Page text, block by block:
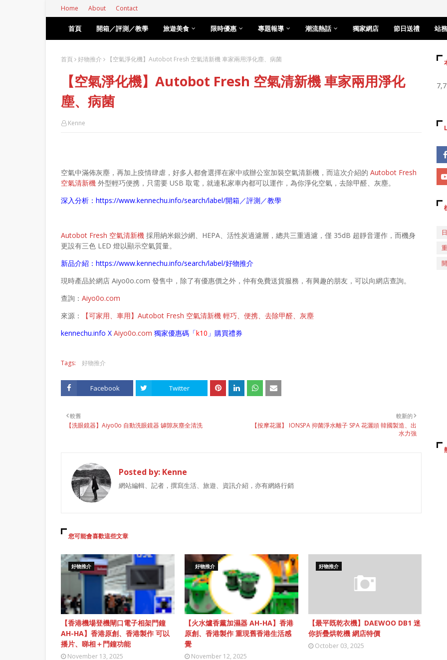
Home About Contact
首頁 開箱／評測／教學 旅遊美食 限時優惠 專題報導 潮流熱話 獨家網店 節日送禮 站
首頁 好物推介 【空氣淨化機】Autobot Fresh 空氣清新機 車家兩用淨化塵、病菌
【空氣淨化機】Autobot Fresh 空氣清新機 車家兩用淨化
塵、病菌
Kenne
空氣中滿佈灰塵，再加上疫情肆虐，好多人都會選擇在家中或辦公室加裝空氣清新機，而這次介紹的 Autobot Fresh
空氣清新機 外型輕巧便携，只需要 USB 取電，就連私家車內都可以運作，為你淨化空氣，去除甲醛、灰塵。
深入分析： https://www.kennechu.info/search/label/開箱／評測／教學
Autobot Fresh 空氣清新機 採用納米銀沙網、HEPA、活性炭過濾層，總共三重過濾，僅 35dB 超靜音運作，而機身
更設有三色 LED 燈以顯示空氣質量。
新品介紹： https://www.kennechu.info/search/label/好物推介
現時產品於網店 Aiyo0o.com 發售中，除了有優惠價之外，仲有免費送貨服務，有興趣的朋友，可以向網店查詢。
查詢： Aiyo0o.com
來源：
【可家用、車用】Autobot Fresh 空氣清新機 輕巧、便携、去除甲醛、灰塵
kennechu.info X Aiyo0o.com 獨家優惠碼「k10 」購買禮券
Tags: 好物推介
Facebook Twitter
較新的
【按摩花灑】 IONSPA 抑菌淨水離子 SPA 花灑頭 韓國製造、出
水力強
較舊
【洗眼鏡器】Aiyo0o 自動洗眼鏡器 罅隙灰塵全清洗
Posted by: Kenne
網站編輯、記者，撰寫生活、旅遊、資訊介紹，亦有網絡行銷
您可能會喜歡這些文章
好物推介
【香港機場登機閘口電子相架門鐘
AH-HA】香港原創、香港製作 可以
播片、睇相＋門鐘功能
November 13, 2025
好物推介
【火水爐香薰加濕器 AH-HA】香港
原創、香港製作 重現舊香港生活感
覺
November 12, 2025
好物推介
【最平既乾衣機】DAEWOO DB1 迷
你折疊烘乾機 網店特價
October 03, 2025